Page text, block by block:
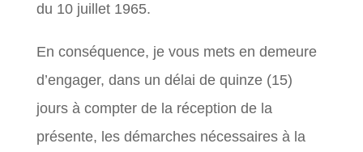
du 10 juillet 1965.
En conséquence, je vous mets en demeure
d’engager, dans un délai de quinze (15)
jours à compter de la réception de la
présente, les démarches nécessaires à la